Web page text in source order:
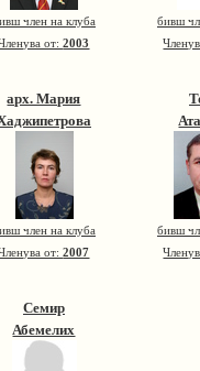
член на клуба
от:2003
бивш
арх. Мария
член на клуба
от:2007
бивш
Семир
Абемелих